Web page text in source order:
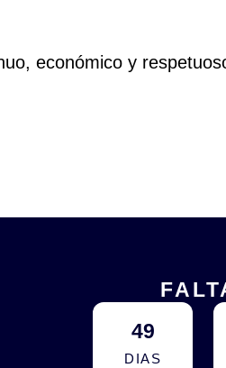
económico y
49
DIAS